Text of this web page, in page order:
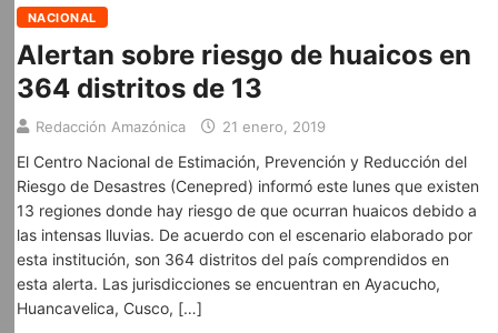
NACIONAL
Alertan sobre riesgo de huaicos en
364 distritos de 13
Redacción Amazónica 21 enero, 2019
El Centro Nacional de Estimación, Prevención y Reducción del
Riesgo de Desastres (Cenepred) informó este lunes que existen
13 regiones donde hay riesgo de que ocurran huaicos debido a
las intensas lluvias. De acuerdo con el escenario elaborado por
esta institución, son 364 distritos del país comprendidos en
esta alerta. Las jurisdicciones se encuentran en Ayacucho,
Huancavelica, Cusco, […]